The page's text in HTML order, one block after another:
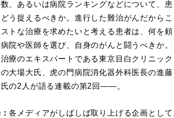
、あるいは病院ランキングなどについて、患
う捉えるべきか。進行した難治がんだからこ
トな治療を求めたいと考える患者は、何を頼
病院や医師を選び、自身のがんと闘うべきか。
療のエキスパートである東京目白クリニック
の大場大氏、虎の門病院消化器外科医長の進藤
の2人が語る連載の第2回――。
各メディアがしばしば取り上げる企画とし